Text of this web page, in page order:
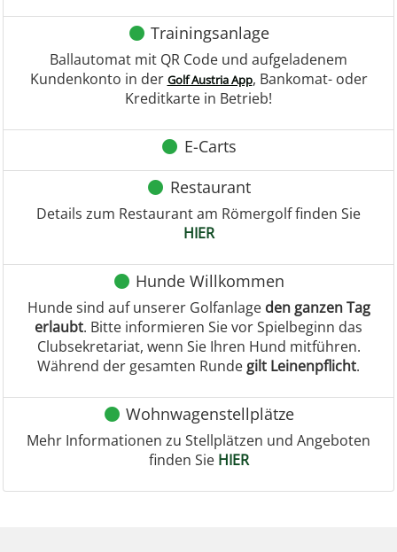
Trainingsanlage
Ballautomat mit QR Code und aufgeladenem
Kundenkonto in der Golf Austria App, Bankomat- oder
Kreditkarte in Betrieb!
E-Carts
Restaurant
Details zum Restaurant am Römergolf finden Sie
HIER
Hunde Willkommen
Hunde sind auf unserer Golfanlage den ganzen Tag
erlaubt. Bitte informieren Sie vor Spielbeginn das
Clubsekretariat, wenn Sie Ihren Hund mitführen.
Während der gesamten Runde gilt Leinenpflicht.
Wohnwagenstellplätze
Mehr Informationen zu Stellplätzen und Angeboten
finden Sie HIER